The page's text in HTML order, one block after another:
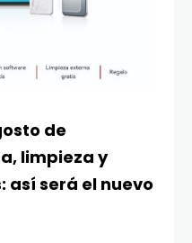
de
limpieza y
así será el nuevo